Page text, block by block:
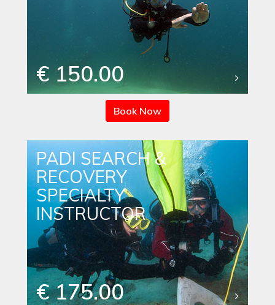
€ 150.00
Book Now
PADI SEARCH &
RECOVERY
SPECIALTY
INSTRUCTOR
€ 175.00